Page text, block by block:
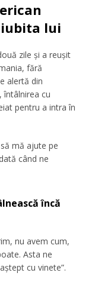
lui
zile și a reușit
fără
alertă din
întâlnirea cu
pentru a intra în
mă ajute pe
când ne
încă
nu avem cum,
Asta ne
cu vinete”.